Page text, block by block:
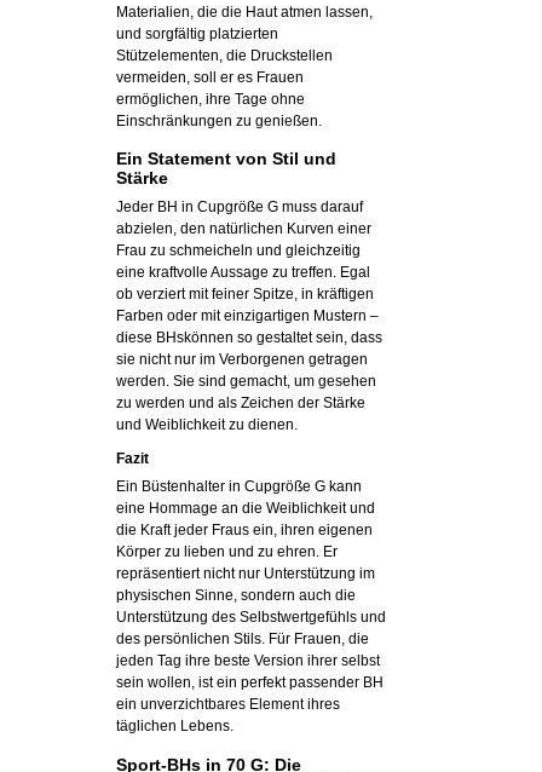
Materialien, die die Haut atmen lassen,
und sorgfältig platzierten
Stützelementen, die Druckstellen
vermeiden, soll er es Frauen
ermöglichen, ihre Tage ohne
Einschränkungen zu genießen.
Ein Statement von Stil und
Stärke
Jeder BH in Cupgröße G muss darauf
abzielen, den natürlichen Kurven einer
Frau zu schmeicheln und gleichzeitig
eine kraftvolle Aussage zu treffen. Egal
ob verziert mit feiner Spitze, in kräftigen
Farben oder mit einzigartigen Mustern –
diese BHskönnen so gestaltet sein, dass
sie nicht nur im Verborgenen getragen
werden. Sie sind gemacht, um gesehen
zu werden und als Zeichen der Stärke
und Weiblichkeit zu dienen.
Fazit
Ein Büstenhalter in Cupgröße G kann
eine Hommage an die Weiblichkeit und
die Kraft jeder Fraus ein, ihren eigenen
Körper zu lieben und zu ehren. Er
repräsentiert nicht nur Unterstützung im
physischen Sinne, sondern auch die
Unterstützung des Selbstwertgefühls und
des persönlichen Stils. Für Frauen, die
jeden Tag ihre beste Version ihrer selbst
sein wollen, ist ein perfekt passender BH
ein unverzichtbares Element ihres
täglichen Lebens.
Sport-BHs in 70 G: Die